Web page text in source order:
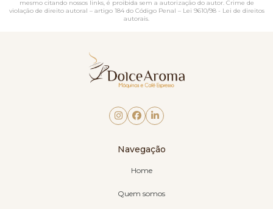
mesmo citando nossos links, é proibida sem a autorização do autor. Crime de
violação de direito autoral – artigo 184 do Código Penal – Lei 9610/98 - Lei de direitos
autorais.
Navegação
Home
Quem somos